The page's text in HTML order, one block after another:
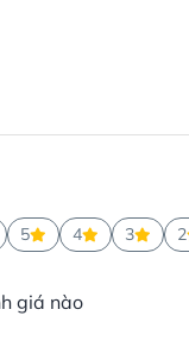
5 4 3 2
giá nào